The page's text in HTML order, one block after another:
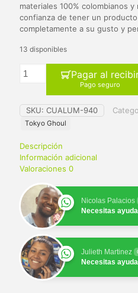
materiales 100% colombianos
confianza de tener un
completamente a su gusto y
13 disponibles
Pagar al
Pago seguro
SKU: CUALUM-940
Tokyo Ghoul
Descripción
Información adicional
Valoraciones 0
Nicolas Palacios
Necesitas
Julieth Martinez
Necesitas